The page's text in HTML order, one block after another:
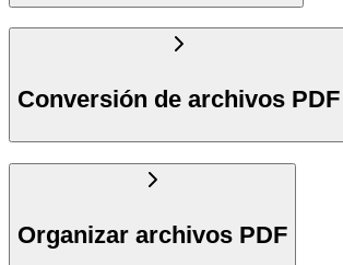
Conversión de archivos PDF
Organizar archivos PDF